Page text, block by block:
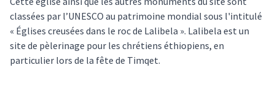
classées par l’UNESCO au patrimoine mondial sous l'intitulé
« Églises creusées dans le roc de Lalibela ». Lalibela est un
site de pèlerinage pour les chrétiens éthiopiens, en
particulier lors de la fête de Timqet.